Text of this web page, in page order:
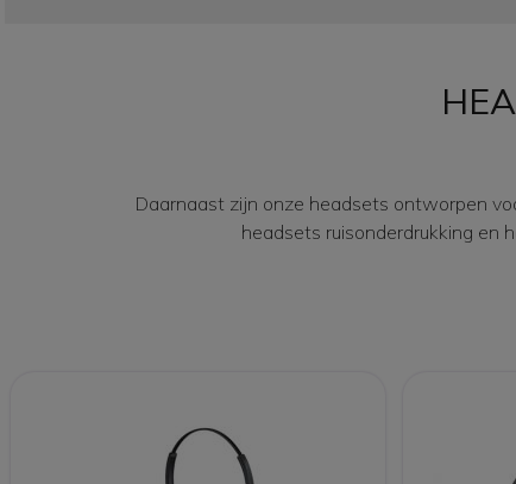
Daarnaast zijn onze headsets ontworpen
headsets ruisonderdrukking en